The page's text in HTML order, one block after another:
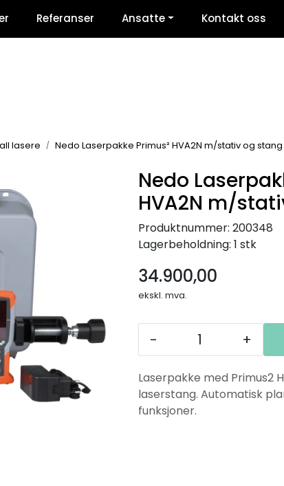
Referanser Ansatte Kontakt oss
lasere Nedo Laserpakke Primus² HVA2N m/stativ og stang
Nedo
HVA2N m/
Produktnummer: 200348
Lagerbeholdning: 1 stk
34.900,00
ekskl. mva.
- +
Laserpakke med Primus2
laserstang. Automatisk
funksjoner.